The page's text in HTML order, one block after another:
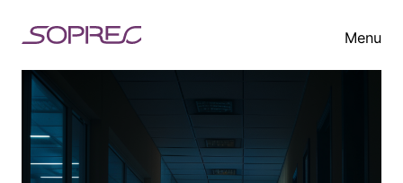
Aller
contenu
Menu